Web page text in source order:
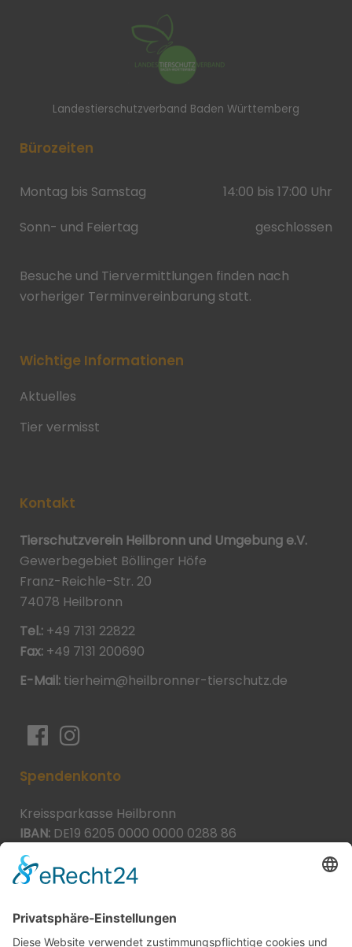
Landestierschutzverband Baden Württemberg
Bürozeiten
Montag bis Samstag
14:00 bis 17:00 Uhr
Sonn- und Feiertag
geschlossen
Besuche und Tiervermittlungen finden nach
vorheriger Terminvereinbarung statt.
Wichtige Informationen
Aktuelles
Tier vermisst
Kontakt
Tierschutzverein Heilbronn und Umgebung e.V.
Gewerbegebiet Böllinger Höfe
Franz-Reichle-Str. 20
74078 Heilbronn
Tel.: +49 7131 22822
Fax: +49 7131 200690
E-Mail: tierheim@heilbronner-tierschutz.de
Spendenkonto
Kreissparkasse Heilbronn
IBAN: DE19 6205 0000 0000 0288 86
BIC:
Spende direkt via PayPal